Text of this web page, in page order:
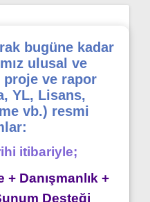
bugüne kadar
ulusal ve
proje ve rapor
YL, Lisans,
vb.) resmi
itibariyle;
+ Danışmanlık +
Desteği